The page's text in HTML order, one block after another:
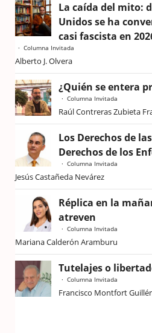
La caída del mito:
Unidos se ha
casi fascista en
Columna Invitada
Alberto J. Olvera
¿Quién se entera
Columna Invitada
Raúl Contreras Zubieta
Los Derechos de
Derechos de los
Columna Invitada
Jesús Castañeda Nevárez
Réplica en la
atreven
Columna Invitada
Mariana Calderón Aramburu
Tutelajes o
Columna Invitada
Francisco Montfort